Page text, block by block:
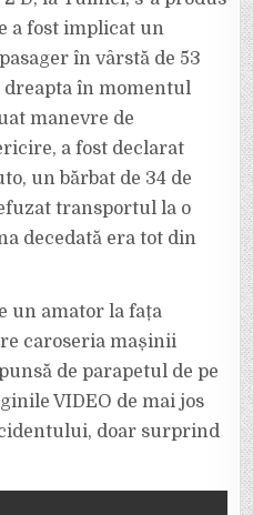
„PRIN
BRÂNZĂ”
ÎNTR-
O
a fost implicat un
în vârstă de 53
dreapta în momentul
manevre de
a fost declarat
un bărbat de 34 de
transportul la o
decedată era tot din
un amator la fața
caroseria mașinii
de parapetul de pe
VIDEO de mai jos
doar surprind